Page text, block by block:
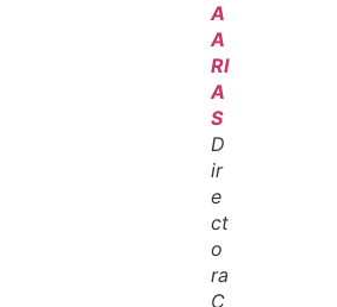
A
A
RI
A
S
D
ir
e
ct
o
ra
C